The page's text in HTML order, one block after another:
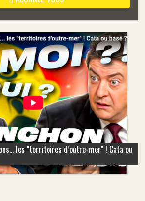
les "territoires d’outre-mer" ! Cata ou